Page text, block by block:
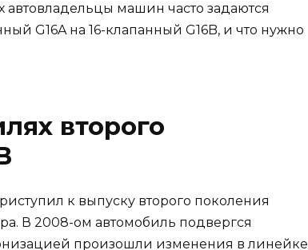
машин часто задаются
G16A на 16-клапанный G16B, и что нужно
второго
к выпуску второго поколения
В 2008-ом автомобиль подвергся
произошли изменения в линейке